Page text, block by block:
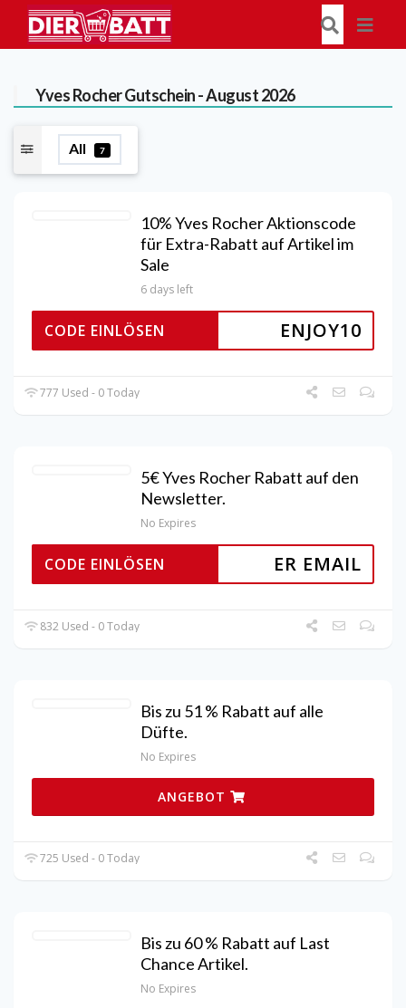
Yves RocherGutschein - August 2026
All 7
10% Yves Rocher Aktionscode
für Extra-Rabatt auf Artikel im
Sale
6 days left
ENJOY10
CODE EINLÖSEN
777 Used - 0 Today
5€ Yves Rocher Rabatt auf den
Newsletter.
No Expires
ER EMAIL
CODE EINLÖSEN
832 Used - 0 Today
Bis zu 51 % Rabatt auf alle
Düfte.
No Expires
ANGEBOT
725 Used - 0 Today
Bis zu 60 % Rabatt auf Last
Chance Artikel.
No Expires